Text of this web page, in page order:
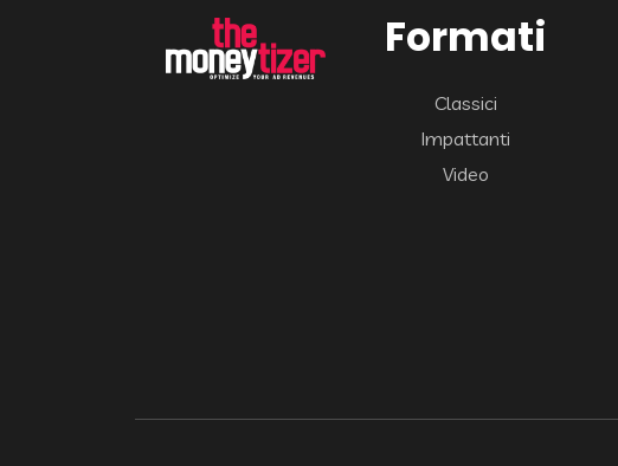
Formati
Classici
Impattanti
Video